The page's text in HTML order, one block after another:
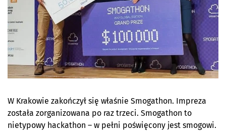
W Krakowie zakończył się właśnie Smogathon. Impreza
została zorganizowana po raz trzeci. Smogathon to
nietypowy hackathon – w pełni poświęcony jest smogowi.